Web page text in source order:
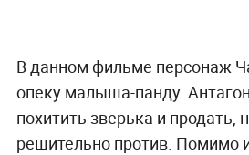
В данном фильме персонаж
опеку малыша-панду.
похитить зверька и продать,
решительно против. Помимо